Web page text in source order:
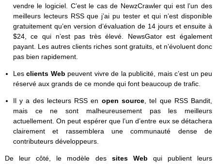
vendre le logiciel. C’est le cas de NewzCrawler qui est l’un des
meilleurs lecteurs RSS que j’ai pu tester et qui n’est disponible
gratuitement qu’en version d’évaluation de 14 jours et ensuite à
$24, ce qui n’est pas très élevé. NewsGator est également
payant. Les autres clients riches sont gratuits, et n’évoluent donc
pas bien rapidement.
Lesclients Web peuvent vivre de la publicité, mais c’est un peu
réservé aux grands de ce monde qui font beaucoup de trafic.
Il y a des lecteurs RSS en open source, tel que RSS Bandit,
mais ce ne sont malheureusement pas les meilleurs
actuellement. On peut espérer que l’un d’entre eux se détachera
clairement et rassemblera une communauté dense de
contributeurs développeurs.
De leur côté, le modèle des sites Web qui publient leurs